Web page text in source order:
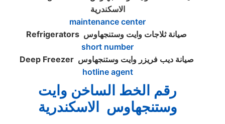
الاسكندرية
maintenance center
Refrigerators
short number
Deep Freezer
hotline agent
رقم الخط الساخن وايت
وستنجهاوس الاسكندرية